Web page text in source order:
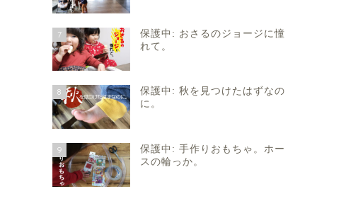
7
保護中: おさるのジョージに憧
れて。
8
保護中: 秋を見つけたはずなの
に。
9
保護中: 手作りおもちゃ。ホー
スの輪っか。